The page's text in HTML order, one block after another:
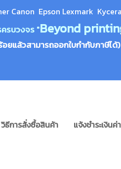
Canon Epson Lexmark Kycera
รบวงจร "Beyond
อยแล้วสามารถออกใบกำกับภาษีได้)
วิธีการสั่งซื้อสินค้า แจ้งชำระเงิน